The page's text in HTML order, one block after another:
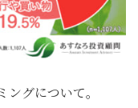
グについて。